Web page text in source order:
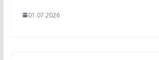
01.07.2026